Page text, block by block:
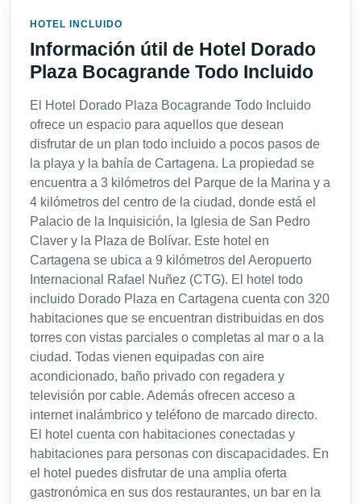
HOTEL INCLUIDO
Información útil de Hotel Dorado
Plaza Bocagrande Todo Incluido
El Hotel Dorado Plaza Bocagrande Todo Incluido
ofrece un espacio para aquellos que desean
disfrutar de un plan todo incluido a pocos pasos de
la playa y la bahía de Cartagena. La propiedad se
encuentra a 3 kilómetros del Parque de la Marina y a
4 kilómetros del centro de la ciudad, donde está el
Palacio de la Inquisición, la Iglesia de San Pedro
Claver y la Plaza de Bolívar. Este hotel en
Cartagena se ubica a 9 kilómetros del Aeropuerto
Internacional Rafael Nuñez (CTG). El hotel todo
incluido Dorado Plaza en Cartagena cuenta con 320
habitaciones que se encuentran distribuidas en dos
torres con vistas parciales o completas al mar o a la
ciudad. Todas vienen equipadas con aire
acondicionado, baño privado con regadera y
televisión por cable. Además ofrecen acceso a
internet inalámbrico y teléfono de marcado directo.
El hotel cuenta con habitaciones conectadas y
habitaciones para personas con discapacidades. En
el hotel puedes disfrutar de una amplia oferta
gastronómica en sus dos restaurantes, un bar en la